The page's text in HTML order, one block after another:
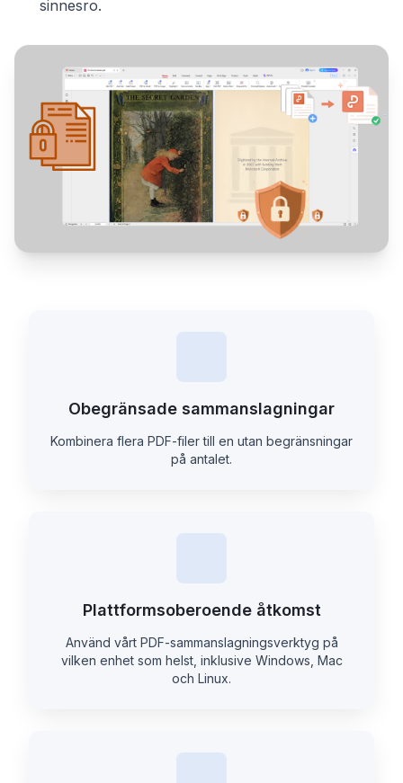
sinnesro.
Obegränsade sammanslagningar
Kombinera flera PDF-filer till en utan begränsningar
på antalet.
Plattformsoberoende åtkomst
Använd vårt PDF-sammanslagningsverktyg på
vilken enhet som helst, inklusive Windows, Mac
och Linux.